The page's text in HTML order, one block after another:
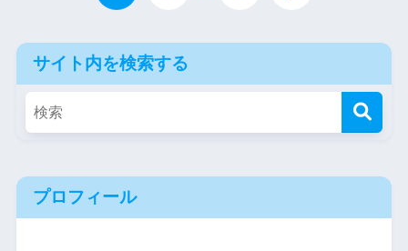
サイト内を検索する
プロフィール